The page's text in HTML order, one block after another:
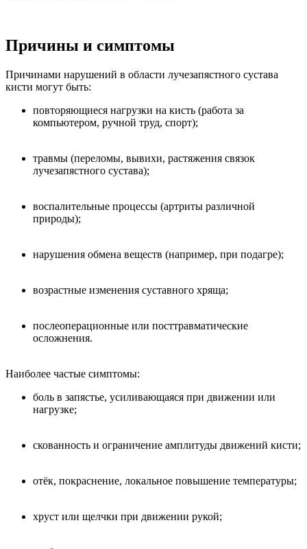
Причины и симптомы
Причинами нарушений в области лучезапястного сустава
кисти могут быть:
повторяющиеся нагрузки на кисть (работа за
компьютером, ручной труд, спорт);
травмы (переломы, вывихи, растяжения связок
лучезапястного сустава);
воспалительные процессы (артриты различной
природы);
нарушения обмена веществ (например, при подагре);
возрастные изменения суставного хряща;
послеоперационные или посттравматические
осложнения.
Наиболее частые симптомы:
боль в запястье, усиливающаяся при движении или
нагрузке;
скованность и ограничение амплитуды движений кисти;
отёк, покраснение, локальное повышение температуры;
хруст или щелчки при движении рукой;